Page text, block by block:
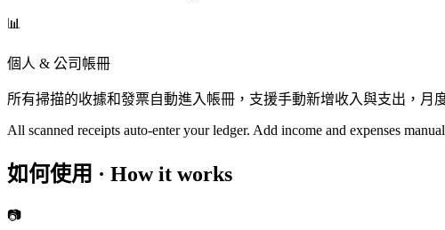
📊
個人 & 公司帳冊
所有掃描的收據和發票自動進入帳冊，支援手動新增收入與支出，
All scanned receipts auto-enter your ledger. Add income and expenses
如何使用 · How it works
📷